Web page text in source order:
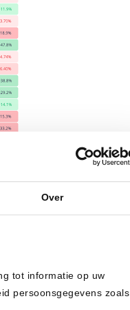
Over
tot informatie op uw
persoonsgegevens zoals
Desde
al inicio
una